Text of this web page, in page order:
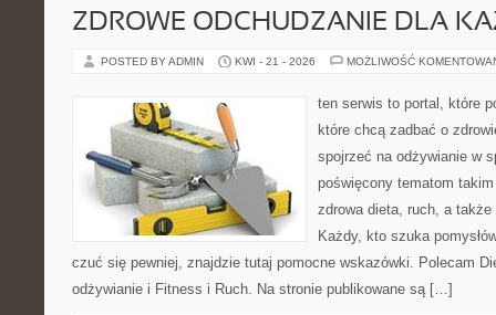
ZDROWE ODCHUDZANIE DLA
POSTED BY ADMIN KWI - 21 - 2026 MOŻLIWOŚĆ
ten serwis to portal, które
które chcą zadbać o
spojrzeć na odżywianie w
poświęcony tematom
zdrowa dieta, ruch, a
Każdy, kto szuka
czuć się pewniej, znajdzie tutaj pomocne wskazówki. Polecam
odżywianie i Fitness i Ruch. Na stronie publikowane są […]